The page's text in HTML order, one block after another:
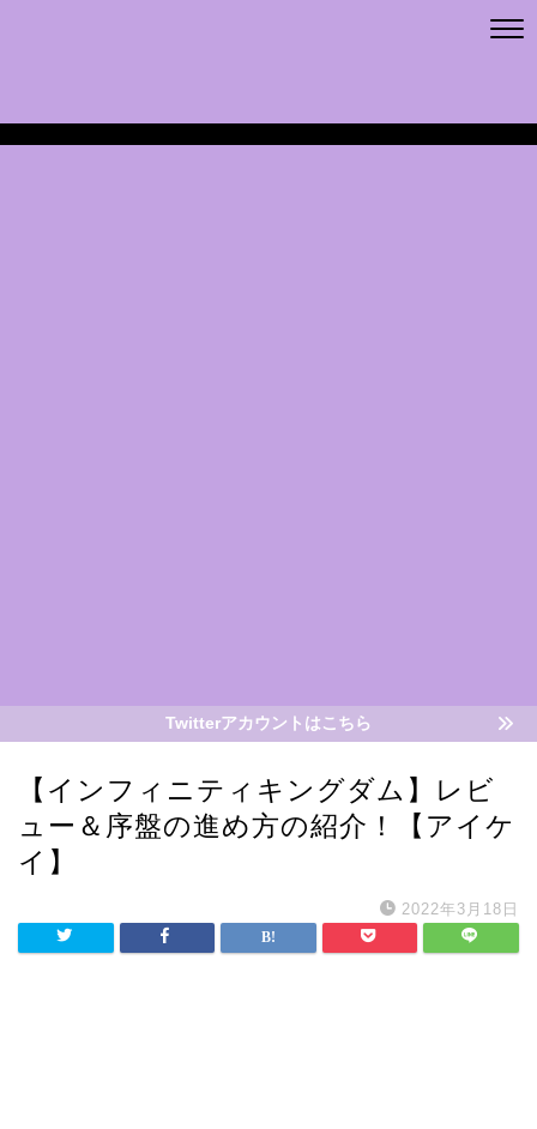
Twitterアカウントはこちら
【インフィニティキングダム】レビ
ュー＆序盤の進め方の紹介！【アイケ
イ】
2022年3月18日